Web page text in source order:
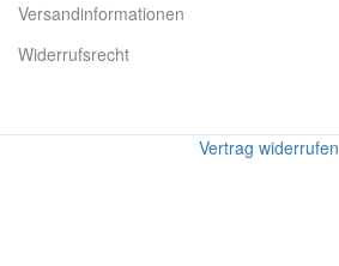
Versandinformationen
Widerrufsrecht
Vertrag widerrufen